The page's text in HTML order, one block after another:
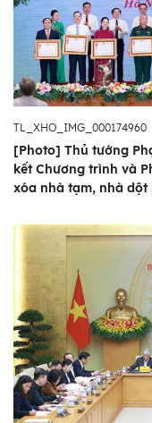
trình quốc gia
Dân”, của
ý nghĩa chính
Thủ tướng cho
kỳ tích Việt
nghèo bền
quan điểm
tiến bộ xã
TL_XHO_IMG_000174960
[Photo] Thủ tướng
kết Chương trình và
xóa nhà tạm, nhà dột